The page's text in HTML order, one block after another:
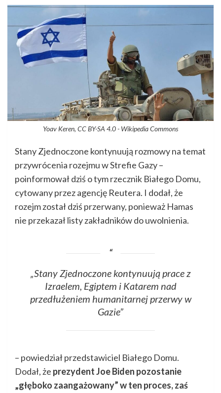
Yoav Keren, CC BY-SA 4.0- Wikipedia Commons
Stany Zjednoczone kontynuują rozmowy na temat
przywrócenia rozejmu w Strefie Gazy –
poinformował dziś o tym rzecznik Białego Domu,
cytowany przez agencję Reutera. I dodał, że
rozejm został dziś przerwany, ponieważ Hamas
nie przekazał listy zakładników do uwolnienia.
„Stany Zjednoczone kontynuują prace z
Izraelem, Egiptem i Katarem nad
przedłużeniem humanitarnej przerwy w
Gazie”
– powiedział przedstawiciel Białego Domu.
Dodał, że prezydent Joe Biden pozostanie
„głęboko zaangażowany” w ten proces, zaś